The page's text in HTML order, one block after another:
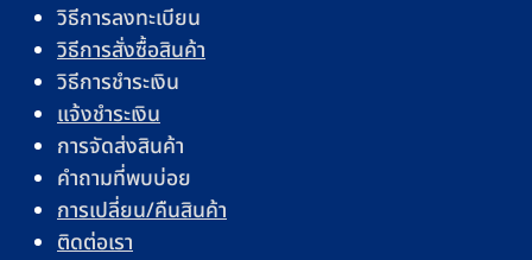
วิธีการลงทะเบียน
วิธีการสั่งซื้อสินค้า
วิธีการชำระเงิน
แจ้งชำระเงิน
การจัดส่งสินค้า
คำถามที่พบบ่อย
การเปลี่ยน/คืนสินค้า
ติดต่อเรา